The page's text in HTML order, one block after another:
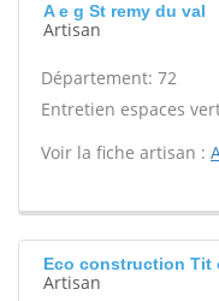
A e g St remy du val
Artisan
Département: 72
Entretien espaces
Voir la fiche artisan :
Eco construction Tit
Artisan